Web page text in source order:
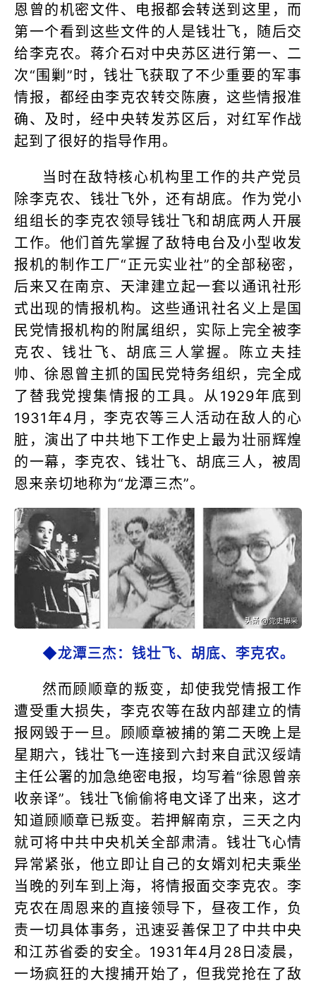
恩曾的机密文件、电报都会转送到这里，而
第一个看到这些文件的人是钱壮飞，随后交
给李克农。蒋介石对中央苏区进行第一、二
次“围剿”时，钱壮飞获取了不少重要的军事
情报，都经由李克农转交陈赓，这些情报准
确、及时，经中央转发苏区后，对红军作战
起到了很好的指导作用。
当时在敌特核心机构里工作的共产党员
除李克农、钱壮飞外，还有胡底。作为党小
组组长的李克农领导钱壮飞和胡底两人开展
工作。他们首先掌握了敌特电台及小型收发
报机的制作工厂“正元实业社”的全部秘密，
后来又在南京、天津建立起一套以通讯社形
式出现的情报机构。这些通讯社名义上是国
民党情报机构的附属组织，实际上完全被李
克农、钱壮飞、胡底三人掌握。陈立夫挂
帅、徐恩曾主抓的国民党特务组织，完全成
了替我党搜集情报的工具。从1929年底到
1931年4月，李克农等三人活动在敌人的心
脏，演出了中共地下工作史上最为壮丽辉煌
的一幕，李克农、钱壮飞、胡底三人，被周
恩来亲切地称为“龙潭三杰”。
◆龙潭三杰：钱壮飞、胡底、李克农。
然而顾顺章的叛变，却使我党情报工作
遭受重大损失，李克农等在敌内部建立的情
报网毁于一旦。顾顺章被捕的第二天晚上是
星期六，钱壮飞一连接到六封来自武汉绥靖
主任公署的加急绝密电报，均写着“徐恩曾亲
收亲译”。钱壮飞偷偷将电文译了出来，这才
知道顾顺章已叛变。若押解南京，三天之内
就可将中共中央机关全部肃清。钱壮飞心情
异常紧张，他立即让自己的女婿刘杞夫乘坐
当晚的列车到上海，将情报面交李克农。李
克农在周恩来的直接领导下，昼夜工作，负
责一切具体事务，迅速妥善保卫了中共中央
和江苏省委的安全。1931年4月28日凌晨，
一场疯狂的大搜捕开始了，但我党抢在了敌